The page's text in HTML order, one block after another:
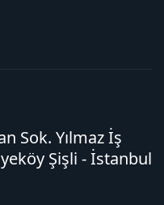
Sok. Yılmaz İş
Şişli - İstanbul